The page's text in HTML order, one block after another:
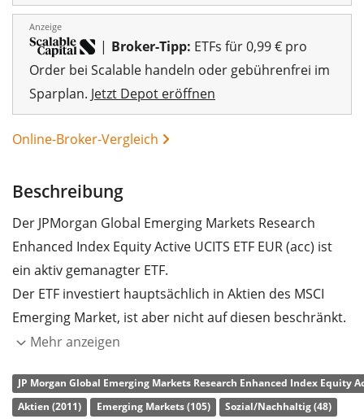
Anzeige
| Broker-Tipp: ETFs für 0,99 € pro
Order bei Scalable handeln oder gebührenfrei im
Sparplan. Jetzt Depot eröffnen
Online-Broker-Vergleich
Beschreibung
Der JPMorgan Global Emerging Markets Research
Enhanced Index Equity Active UCITS ETF EUR (acc) ist
ein aktiv gemanagter ETF.
Der ETF investiert hauptsächlich in Aktien des MSCI
Emerging Market, ist aber nicht auf diesen beschränkt.
Das Fondmanagement nimmt diejenigen Aktien in den
Potential haben, den Vergleichs Index (MSCI Emerging
Market) in der Wertentwicklung zu übertreffen. Das
Mehr anzeigen
JP Morgan Global Emerging Markets Research Enhanced Index Equity
Aktien (2011)
Emerging Markets (105) Sozial/Nachhaltig (48)